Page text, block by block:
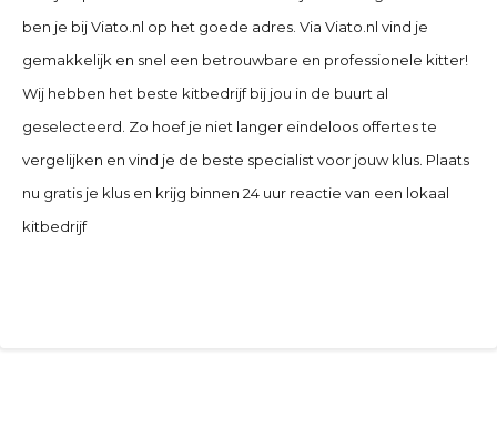
ben je bij Viato.nl op het goede adres. Via Viato.nl vind je
gemakkelijk en snel een betrouwbare en professionele kitter!
Wij hebben het beste kitbedrijf bij jou in de buurt al
geselecteerd. Zo hoef je niet langer eindeloos offertes te
vergelijken en vind je de beste specialist voor jouw klus. Plaats
nu gratis je klus en krijg binnen 24 uur reactie van een lokaal
kitbedrijf